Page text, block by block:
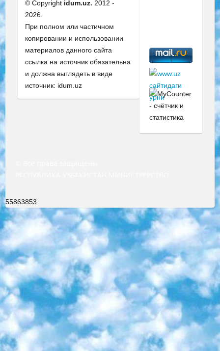
© Copyright idum.uz. 2012 -
2026.
При полном или частичном
копировании и использовании
материалов данного сайта
ссылка на источник обязательна
и должна выглядеть в виде
источник: idum.uz
55863853